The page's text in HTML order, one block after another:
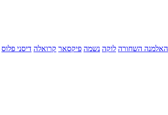
האלמנה השחורה לוקה נשמה פיקסאר קרואלה דיסני פלוס